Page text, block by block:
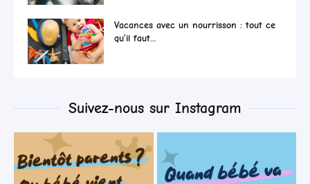
Vacances avec un nourrisson : tout ce
qu’il faut...
Suivez-nous sur Instagram